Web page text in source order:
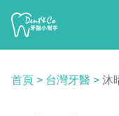
首頁 > 台灣牙醫 > 沐